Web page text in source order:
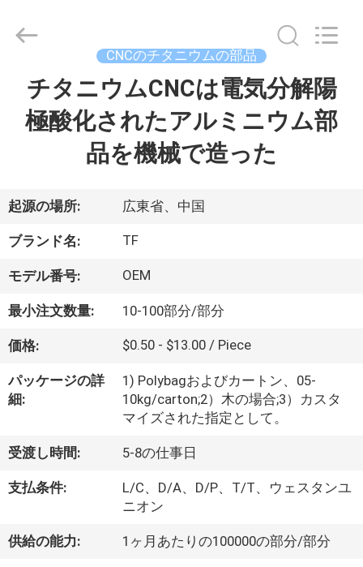
品
わ
た
し
ち
つ
い
Copyright
Shenzhen
Technology
CNCのチタニウムの部品
チタニウムCNCは電気分解陽
極酸化されたアルミニウム部
品を機械で造った
起源の場所: 広東省、中国
ブランド名: TF
モデル番号: OEM
最小注文数量: 10-100部分/部分
価格: $0.50 - $13.00 / Piece
パッケージの詳
細:
1) Polybagおよびカートン、05-
10kg/carton;2）木の場合;3）カスタ
マイズされた指定として。
受渡し時間: 5-8の仕事日
支払条件:
L/C、D/A、D/P、T/T、ウェスタンユ
ニオン
供給の能力: 1ヶ月あたりの100000の部分/部分